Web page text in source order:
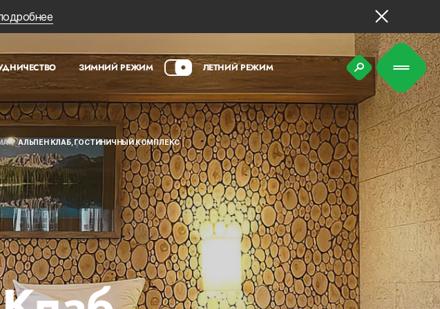
ЗИМНИЙ РЕЖИМ ЛЕТНИЙ РЕЖИМ
АЛЬПЕН КЛАБ, ГОСТИНИЧНЫЙ КОМПЛЕКС